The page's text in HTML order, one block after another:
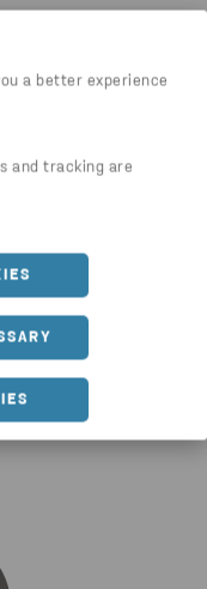
a better experience
and tracking are
avfallshåndtering
grunnlaget for